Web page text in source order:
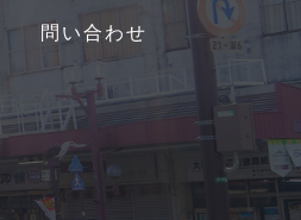
問い合わせ